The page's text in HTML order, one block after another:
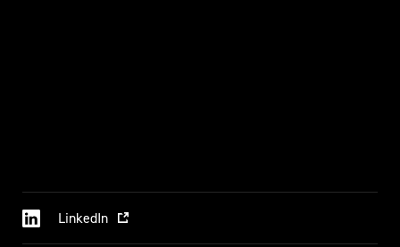
LinkedIn